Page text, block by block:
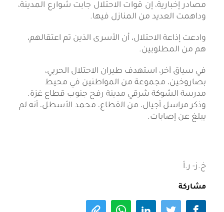
مصادر إخبارية، إن قوات الاحتلال جابت شوارع المدينة،
وداهمت العديد من المنازل فيها.
وادعت إذاعة الاحتلال، أن الأسرى الذين تم اعتقالهم،
هم من المطلوبين.
في سياق آخر، استهدف طيران الاحتلال الحربي،
بصاروخين، مجموعة من المواطنين في محيط
مدرسة الشوكة شرقي مدينة رفح جنوب قطاع غزة.
وذكر مراسل أجيال، من القطاع، محمد الأسطل، أنه لم
يبلغ عن إصابات.
خ.ز- ر.أ
مشاركة